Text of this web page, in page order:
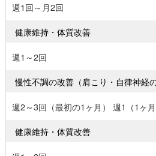
週1回～月2回
健康維持・体質改善
週1～2回
慢性不調の改善（肩こり・自律神経
週2～3回（最初の1ヶ月） 週1（1ヶ月
健康維持・体質改善